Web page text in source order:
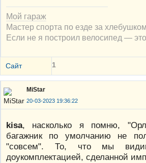
Мой гараж
Мастер спорта по езде за
Если не я построил велосипед —
Сайт 1
MiStar
20-03-2023 19:36:22
kisa, насколько я помню,
багажник по умолчанию не
"совсем". То, что мы
доукомплектацией, сделанной